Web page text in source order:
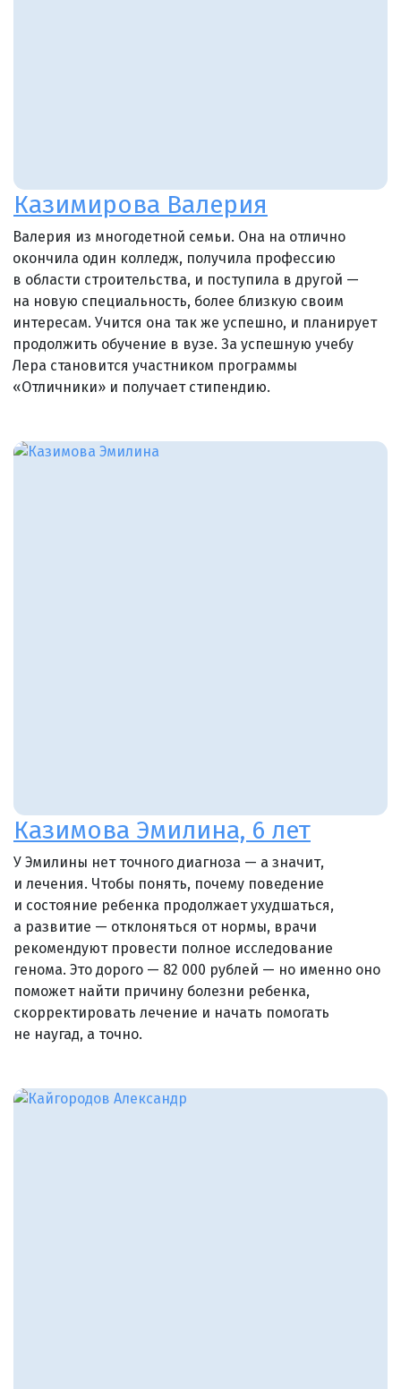
Казимирова Валерия
Валерия из многодетной семьи. Она на отлично
окончила один колледж, получила профессию
в области строительства, и поступила в другой —
на новую специальность, более близкую своим
интересам. Учится она так же успешно, и планирует
продолжить обучение в вузе. За успешную учебу
Лера становится участником программы
«Отличники» и получает стипендию.
Казимова Эмилина, 6 лет
У Эмилины нет точного диагноза — а значит,
и лечения. Чтобы понять, почему поведение
и состояние ребенка продолжает ухудшаться,
а развитие — отклоняться от нормы, врачи
рекомендуют провести полное исследование
генома. Это дорого — 82 000 рублей — но именно оно
поможет найти причину болезни ребенка,
скорректировать лечение и начать помогать
не наугад, а точно.